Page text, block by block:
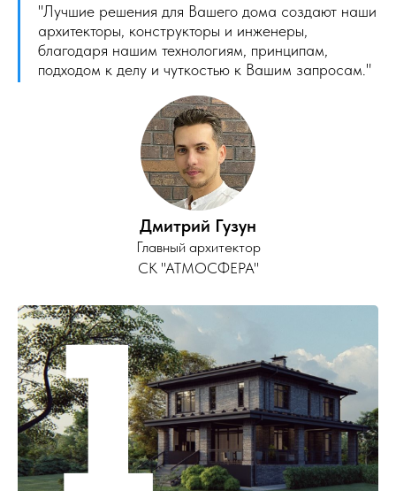
"Лучшие решения для Вашего дома создают наши
архитекторы, конструкторы и инженеры,
благодаря нашим технологиям, принципам,
подходом к делу и чуткостью к Вашим запросам."
Дмитрий Гузун
Главный архитектор
СК "АТМОСФЕРА"